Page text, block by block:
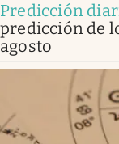
Predicción
predicción de
agosto